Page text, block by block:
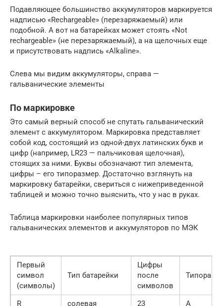
Подавляющее большинство аккумуляторов маркируется
надписью «Rechargeable» (перезаряжаемый) или
подобной. А вот на батарейках может стоять «Not
rechargeable» (не перезаряжаемый), а на щелочных еще
и присутствовать надпись «Alkaline».
Слева мы видим аккумуляторы, справа —
гальванические элементы
По маркировке
Это самый верный способ не спутать гальванический
элемент с аккумулятором. Маркировка представляет
собой код, состоящий из одной-двух латинских букв и
цифр (например, LR23 — пальчиковая щелочная),
стоящих за ними. Буквы обозначают тип элемента,
цифры – его типоразмер. Достаточно взглянуть на
маркировку батарейки, свериться с нижеприведенной
таблицей и можно точно выяснить, что у нас в руках.
Таблица маркировки наиболее популярных типов
гальванических элементов и аккумуляторов по МЭК
Первый
символ
(символы)
Тип батарейки
Цифры
после
символов
R солевая 23 А